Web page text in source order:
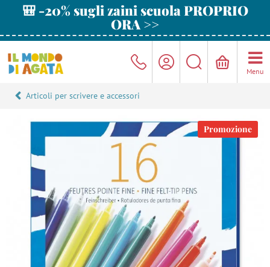
🎒 -20% sugli zaini scuola PROPRIO
ORA >>
Menu
Articoli per scrivere e accessori
Promozione